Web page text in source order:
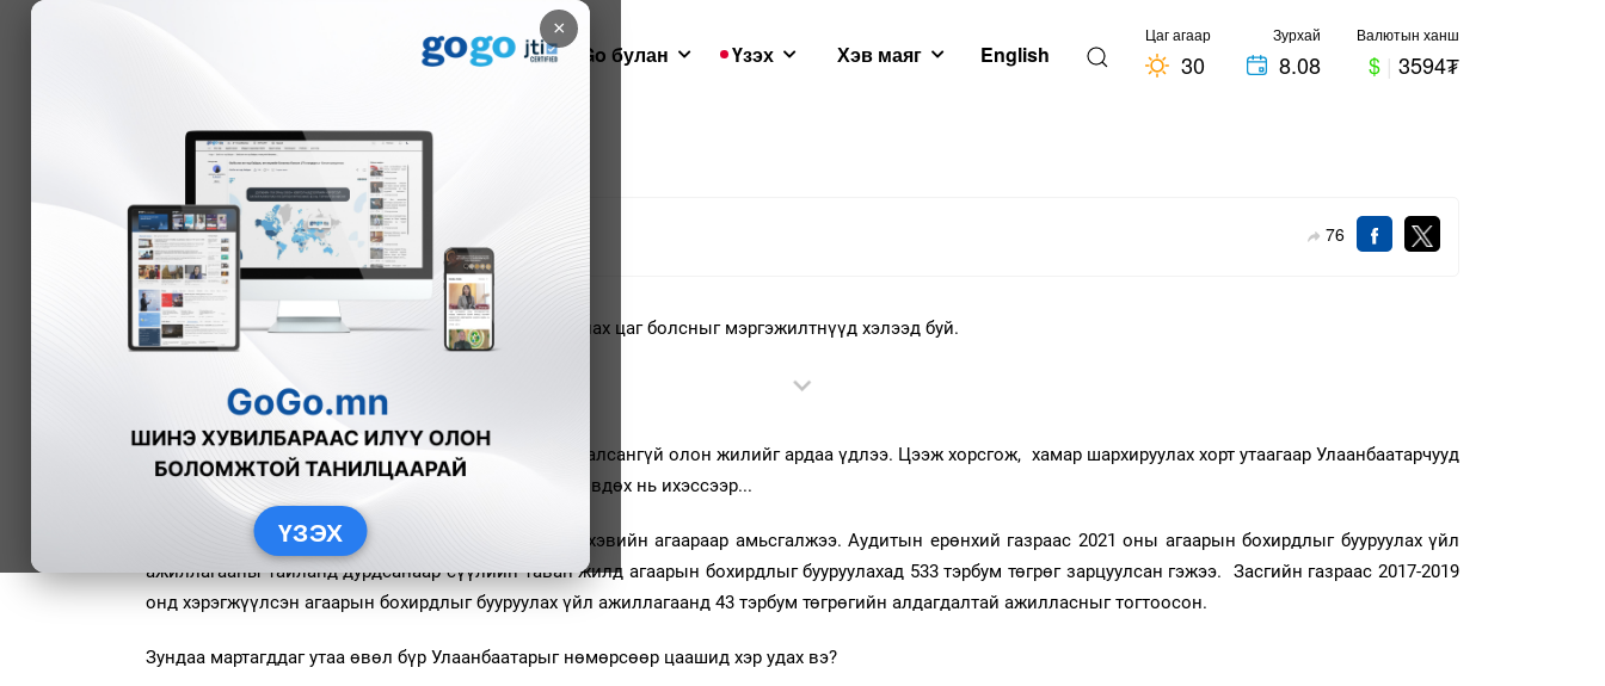
×
ҮЗЭХ
Мэдээ GoGo булан Үзэх Хэв маяг English
Цаг агаар
30
Зурхай
8.08
Валютын ханш
$ | 3594₮
Г.Өнөболд 2023-01-27 76
Гайт утаа гамшгийн хэмжээнд хүрч, онц байдал зарлах цаг болсныг мэргэжилтнүүд хэлээд буй.
Нийслэлчүүд хотдоо өвлийн цэнгэг агаараар амьсгалсангүй олон жилийг ардаа үдлээ. Цээж хорсгож, хамар шархируулах хорт утаагаар Улаанбаатарчууд
амьсгалсаар, үр хүүхдүүд ханиад томуу, хатгаагаар өвдөх нь ихэссээр...
Нийслэлчүүд 2022 оны өвөл ердөө гуравхан өдөр
хэвийн агаараар амьсгалжээ. Аудитын ерөнхий газраас 2021 оны агаарын бохирдлыг бууруулах үйл
ажиллагааны тайланд дурдсанаар сүүлийн таван жилд агаарын бохирдлыг бууруулахад 533 тэрбум төгрөг зарцуулсан гэжээ. Засгийн газраас 2017-2019
онд хэрэгжүүлсэн агаарын бохирдлыг бууруулах үйл ажиллагаанд 43 тэрбум төгрөгийн алдагдалтай ажилласныг тогтоосон.
Зундаа мартагддаг утаа өвөл бүр Улаанбаатарыг нөмөрсөөр цаашид хэр удах вэ?